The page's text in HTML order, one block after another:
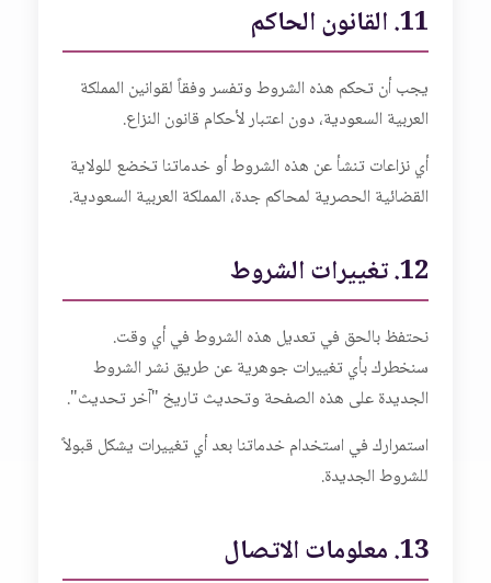
11. القانون الحاكم
يجب أن تحكم هذه الشروط وتفسر وفقاً لقوانين المملكة
العربية السعودية، دون اعتبار لأحكام قانون النزاع.
أي نزاعات تنشأ عن هذه الشروط أو خدماتنا تخضع للولاية
القضائية الحصرية لمحاكم جدة، المملكة العربية السعودية.
12. تغييرات الشروط
نحتفظ بالحق في تعديل هذه الشروط في أي وقت.
سنخطرك بأي تغييرات جوهرية عن طريق نشر الشروط
الجديدة على هذه الصفحة وتحديث تاريخ "آخر تحديث".
استمرارك في استخدام خدماتنا بعد أي تغييرات يشكل قبولاً
للشروط الجديدة.
13. معلومات الاتصال